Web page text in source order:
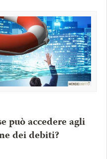
può accedere agli
dei debiti?